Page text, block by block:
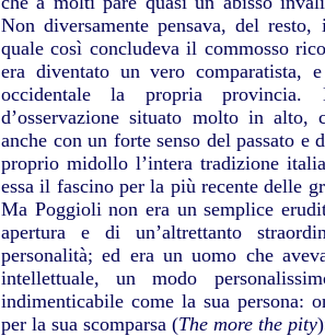
Non diversamente pensava, del
quale così concludeva il commosso
era diventato un vero comparatista,
occidentale la propria
d’osservazione situato molto in alto,
anche con un forte senso del passato e
proprio midollo l’intera tradizione
essa il fascino per la più recente delle
Ma Poggioli non era un semplice
apertura e di un’altrettanto
personalità; ed era un uomo che
intellettuale, un modo
indimenticabile come la sua persona:
per la sua scomparsa (The more the pity